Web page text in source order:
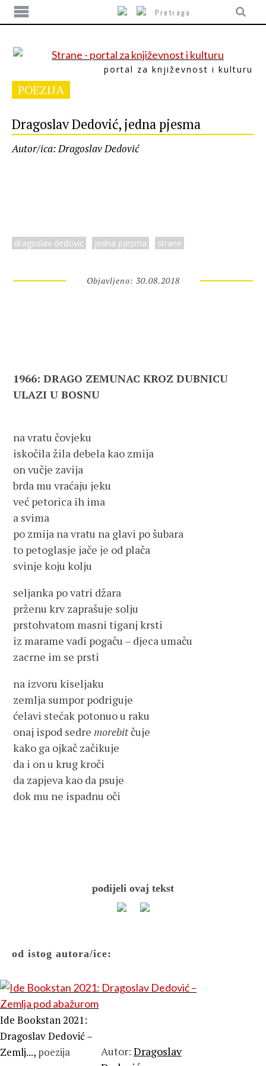
portal za književnost i kulturu
POEZIJA
Dragoslav Dedović, jedna pjesma
Autor/ica: Dragoslav Dedović
dragoslav dedovic jedna pjesma strane
Objavljeno: 30.08.2018
1966: DRAGO ZEMUNAC KROZ DUBNICU
ULAZI U BOSNU
na vratu čovjeku
iskočila žila debela kao zmija
on vučje zavija
brda mu vraćaju jeku
već petorica ih ima
a svima
po zmija na vratu na glavi po šubara
to petoglasje jače je od plača
svinje koju kolju
seljanka po vatri džara
prženu krv zaprašuje solju
prstohvatom masni tiganj krsti
iz marame vadi pogaču – djeca umaču
zacrne im se prsti
na izvoru kiseljaku
zemlja sumpor podriguje
ćelavi stećak potonuo u raku
onaj ispod sedre morebitčuje
kako ga ojkač začikuje
da i on u krug kroči
da zapjeva kao da psuje
dok mu ne ispadnu oči
podijeli ovaj tekst
od istog autora/ice:
Ide Bookstan 2021:
Dragoslav Dedović –
Zemlj..., poezija Autor: Dragoslav